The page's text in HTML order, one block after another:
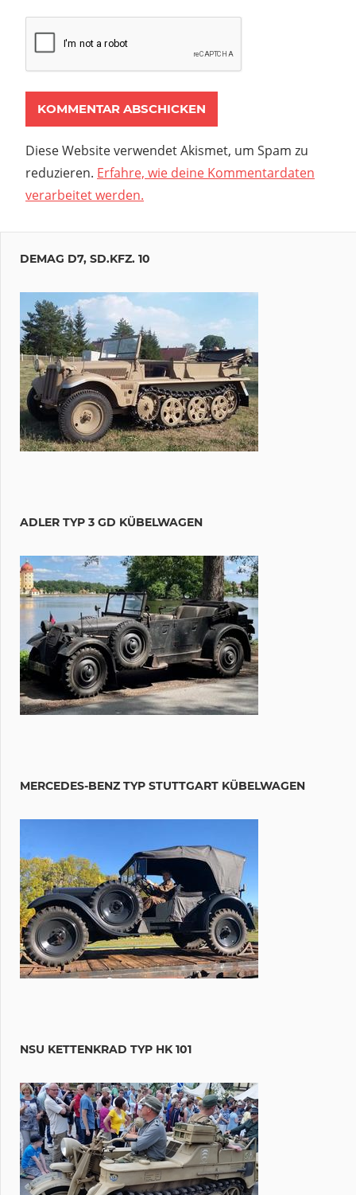
Diese Website verwendet Akismet, um Spam zu
reduzieren. Erfahre, wie deine Kommentardaten
verarbeitet werden.
DEMAG D7, SD.KFZ. 10
ADLER TYP 3 GD KÜBELWAGEN
MERCEDES-BENZ TYP STUTTGART KÜBELWAGEN
NSU KETTENKRAD TYP HK 101